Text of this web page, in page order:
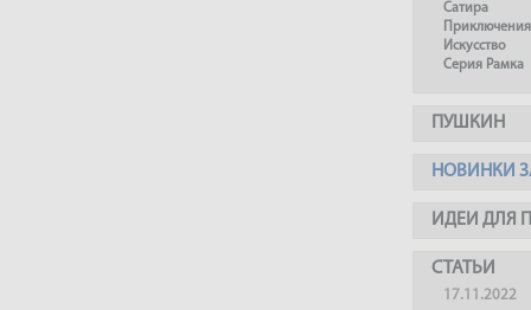
Сатира
Приключения
Искусство
Серия Рамка
ПУШКИН
НОВИНКИ
ИДЕИ ДЛЯ
СТАТЬИ
17.11.2022